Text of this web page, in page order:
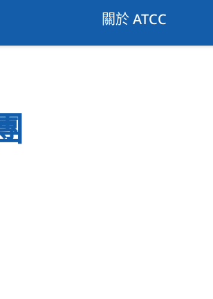
關於 ATCC